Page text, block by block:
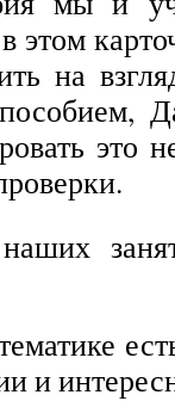
этом
на
это
и